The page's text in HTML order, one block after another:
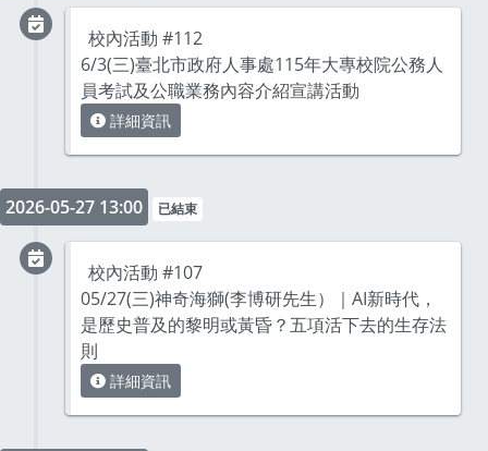
校內活動 #112
6/3(三)臺北市政府人事處115年大專校院公務人
員考試及公職業務內容介紹宣講活動
詳細資訊
2026-05-27 13:00 已結束
校內活動 #107
05/27(三)神奇海獅(李博研先生）｜AI新時代，
是歷史普及的黎明或黃昏？五項活下去的生存法
則
詳細資訊